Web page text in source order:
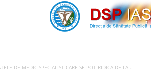
DE MEDIC SPECIALIST CARE SE POT RIDICA DE LA...